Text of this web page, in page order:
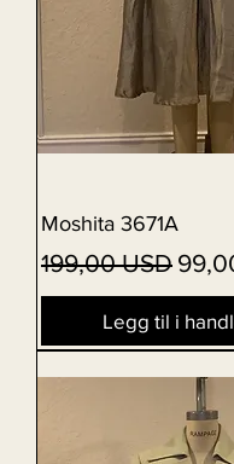
Moshita 3671A
Vanlig pris
199,00 USD
Legg til i